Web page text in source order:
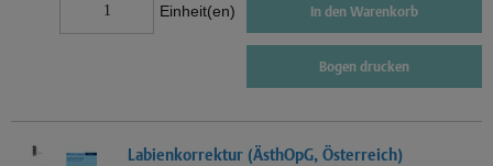
Einheit(en) In den Warenkorb
Bogen drucken
Labienkorrektur (ÄsthOpG, Österreich)